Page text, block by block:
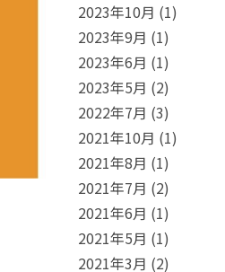
2023年10月 (1)
2023年9月 (1)
2023年6月 (1)
2023年5月 (2)
2022年7月 (3)
2021年10月 (1)
2021年8月 (1)
2021年7月 (2)
2021年6月 (1)
2021年5月 (1)
2021年3月 (2)